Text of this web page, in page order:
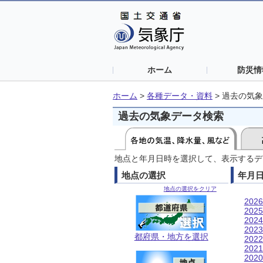
ホーム 防災
ホーム > 各種データ・資料 > 過去の気
過去の気象データ検索
地点と年月日時を選択して、表示する
地点の選択
地点の選択をクリア
都府県・地方を選択
年月